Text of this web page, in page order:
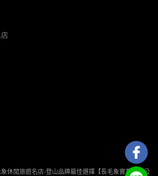
休閒旅遊名店-登山品牌最佳選擇【長毛象實業有限公